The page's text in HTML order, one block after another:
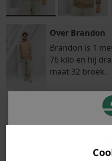
Over Brandon
Brandon is 1
76 kilo en hij
maat 32 broek.
Betaal achteraf
Voor
korting